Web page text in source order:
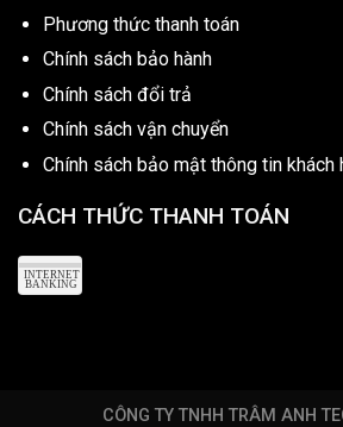
Phương thức thanh toán
Chính sách bảo hành
Chính sách đổi trả
Chính sách vận chuyển
Chính sách bảo mật thông tin khách
CÁCH THỨC THANH TOÁN
CÔNG TY TNHH TRÂM ANH